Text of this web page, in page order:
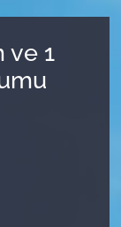
ve 1